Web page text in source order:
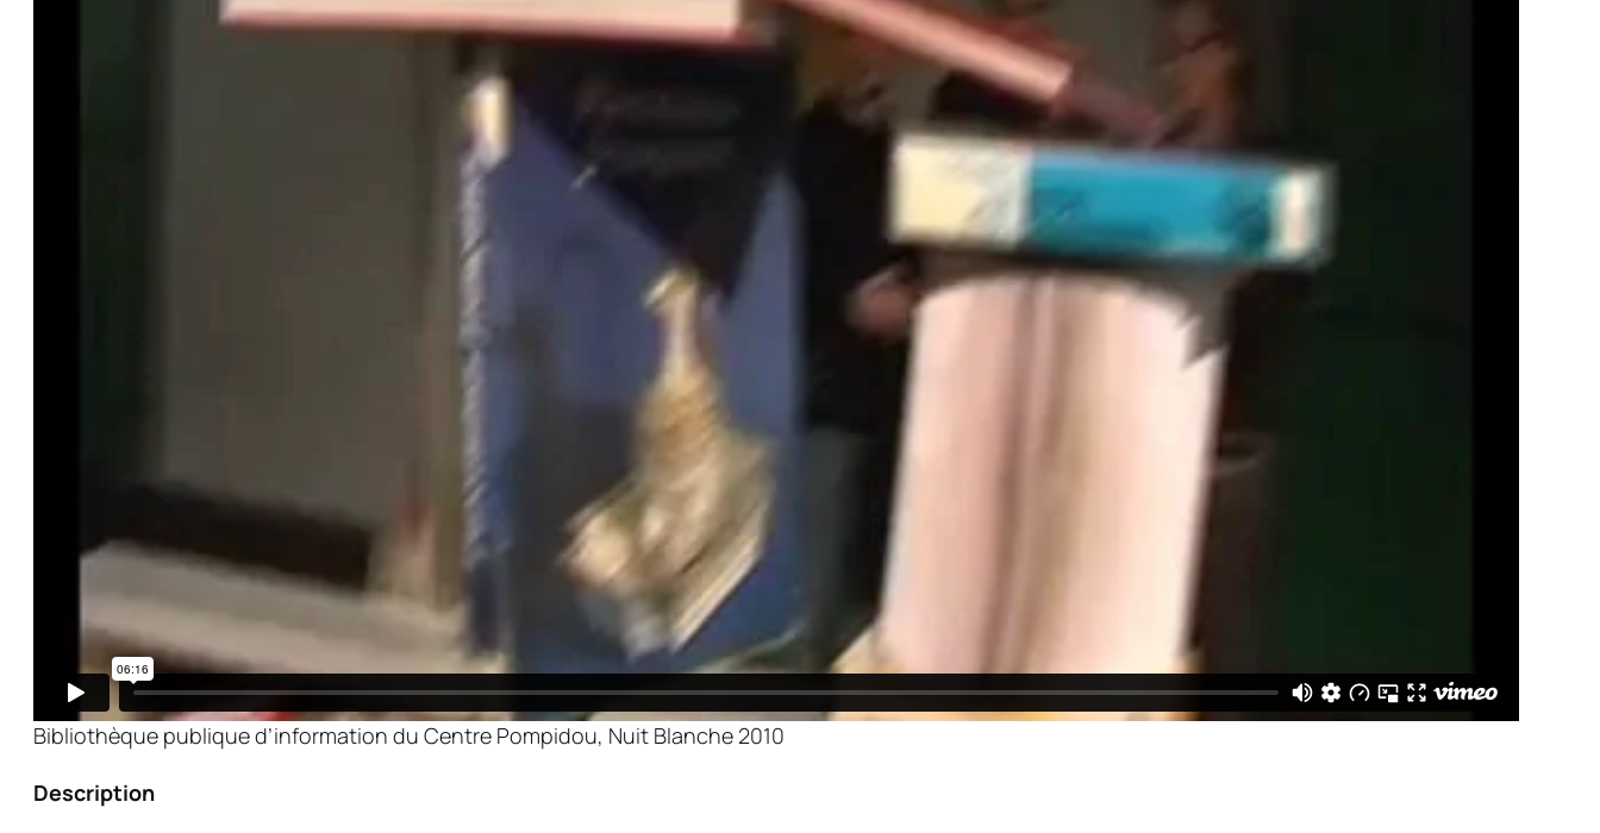
Bibliothèque publique d’information du Centre Pompidou, Nuit Blanche 2010
Description